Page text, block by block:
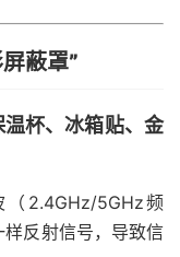
蔽罩”
杯、冰箱贴、金
2.4GHz/5GHz频
反射信号，导致信